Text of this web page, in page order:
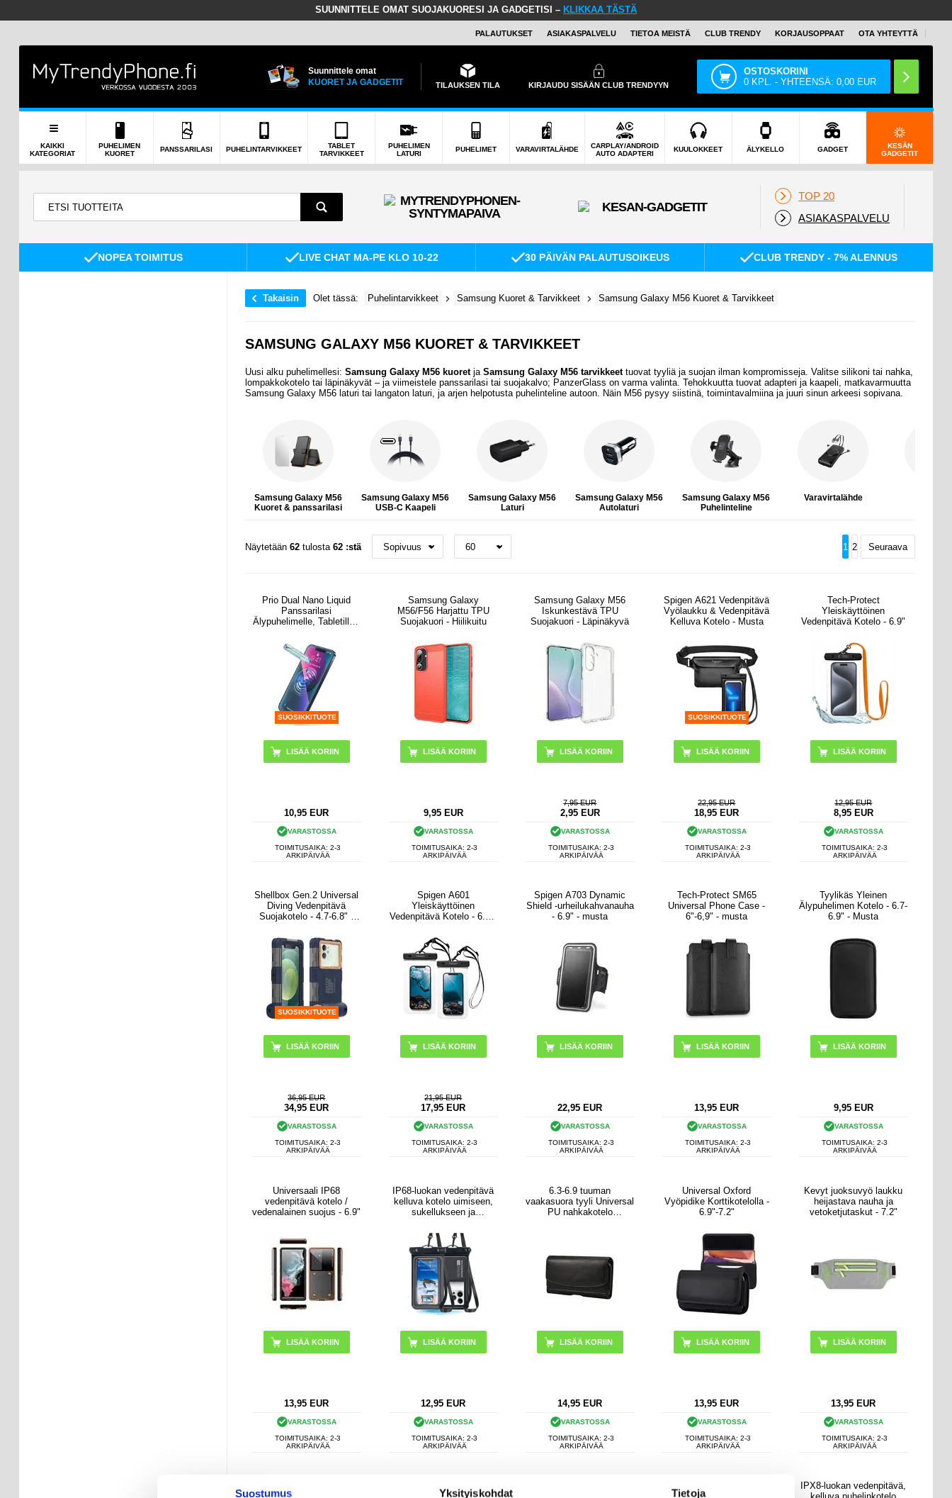
Suostumus Yksityiskohdat Tietoja
SUUNNITTELE OMAT SUOJAKUORESI JA GADGETISI – KLIKKAA TÄSTÄ
PALAUTUKSET ASIAKASPALVELU TIETOA MEISTÄ CLUB TRENDY KORJAUSOPPAAT OTA YHTEYTTÄ
Suunnittele omat
KUORET JA GADGETIT
TILAUKSEN TILA KIRJAUDU SISÄÄN CLUB TRENDYYN
OSTOSKORINI
0 KPL. - YHTEENSÄ:0,00 EUR
KAIKKI
KATEGORIAT
PUHELIMEN
KUORET
PANSSARILASI PUHELINTARVIKKEET
TABLET
TARVIKKEET
PUHELIMEN
LATURI
PUHELIMET VARAVIRTALÄHDE
CARPLAY/ANDROID
AUTO ADAPTERI
KUULOKKEET ÄLYKELLO GADGET
KESÄN
GADGETIT
TOP 20
ASIAKASPALVELU
NOPEA TOIMITUS LIVE CHAT MA-PE KLO 10-22 30 PÄIVÄN PALAUTUSOIKEUS CLUB TRENDY - 7% ALENNUS
Takaisin Olet tässä: Puhelintarvikkeet Samsung Kuoret & Tarvikkeet Samsung Galaxy M56 Kuoret & Tarvikkeet
SAMSUNG GALAXY M56 KUORET & TARVIKKEET
Uusi alku puhelimellesi: Samsung Galaxy M56 kuoretja Samsung Galaxy M56 tarvikkeettuovat tyyliä ja suojanilman kompromisseja. Valitse silikoni tai nahka,
lompakkokotelo tai läpinäkyvät – ja viimeistele panssarilasi tai suojakalvo; PanzerGlass on varma valinta. Tehokkuutta tuovat adapteri ja kaapeli, matkavarmuutta
Samsung Galaxy M56 laturi tai langaton laturi, ja arjen helpotusta puhelinteline autoon. Näin M56 pysyy siistinä, toimintavalmiina ja juuri sinun arkeesi sopivana.
Samsung Galaxy M56
Kuoret & panssarilasi
Samsung Galaxy M56
USB-C Kaapeli
Samsung Galaxy M56
Laturi
Samsung Galaxy M56
Autolaturi
Samsung Galaxy M56
Puhelinteline
Varavirtalähde
Näytetään 62tulosta 62 :stä 1 2 Seuraava
Prio Dual Nano Liquid
Panssarilasi
Älypuhelimelle, Tabletille -
SUOSIKKITUOTE
10,95 EUR
VARASTOSSA
TOIMITUSAIKA: 2-3
ARKIPÄIVÄÄ
Samsung Galaxy
M56/F56 Harjattu TPU
Suojakuori - Hiilikuitu
LISÄÄ KORIIN
9,95 EUR
VARASTOSSA
TOIMITUSAIKA: 2-3
ARKIPÄIVÄÄ
Samsung Galaxy M56
Iskunkestävä TPU
Suojakuori - Läpinäkyvä
7,95 EUR
2,95 EUR
VARASTOSSA
TOIMITUSAIKA: 2-3
ARKIPÄIVÄÄ
Spigen A621 Vedenpitävä
Vyölaukku & Vedenpitävä
Kelluva Kotelo - Musta
SUOSIKKITUOTE
22,95 EUR
18,95 EUR
VARASTOSSA
TOIMITUSAIKA: 2-3
ARKIPÄIVÄÄ
Tech-Protect
Yleiskäyttöinen
Vedenpitävä Kotelo - 6.9"
LISÄÄ KORIIN
12,95 EUR
8,95 EUR
VARASTOSSA
TOIMITUSAIKA: 2-3
ARKIPÄIVÄÄ
Shellbox Gen.2 Universal
Diving Vedenpitävä
Suojakotelo - 4.7-6.8" -
SUOSIKKITUOTE
36,95 EUR
34,95 EUR
VARASTOSSA
TOIMITUSAIKA: 2-3
ARKIPÄIVÄÄ
Spigen A601
Yleiskäyttöinen
Vedenpitävä Kotelo - 6.8"-
21,95 EUR
17,95 EUR
VARASTOSSA
TOIMITUSAIKA: 2-3
ARKIPÄIVÄÄ
Spigen A703 Dynamic
Shield -urheilukahvanauha
- 6.9" - musta
22,95 EUR
VARASTOSSA
TOIMITUSAIKA: 2-3
ARKIPÄIVÄÄ
Tech-Protect SM65
Universal Phone Case -
6"-6,9" - musta
13,95 EUR
VARASTOSSA
TOIMITUSAIKA: 2-3
ARKIPÄIVÄÄ
Tyylikäs Yleinen
Älypuhelimen Kotelo - 6.7-
6.9" - Musta
9,95 EUR
VARASTOSSA
TOIMITUSAIKA: 2-3
ARKIPÄIVÄÄ
Universaali IP68
vedenpitävä kotelo /
vedenalainen suojus - 6.9"
LISÄÄ KORIIN
13,95 EUR
VARASTOSSA
TOIMITUSAIKA: 2-3
ARKIPÄIVÄÄ
IP68-luokan vedenpitävä
kelluva kotelo uimiseen,
sukellukseen ja
12,95 EUR
VARASTOSSA
TOIMITUSAIKA: 2-3
ARKIPÄIVÄÄ
6.3-6.9 tuuman
vaakasuora tyyli Universal
PU nahkakotelo
14,95 EUR
VARASTOSSA
TOIMITUSAIKA: 2-3
ARKIPÄIVÄÄ
Universal Oxford
Vyöpidike Korttikotelolla -
6.9"-7.2"
LISÄÄ KORIIN
13,95 EUR
VARASTOSSA
TOIMITUSAIKA: 2-3
ARKIPÄIVÄÄ
Kevyt juoksuvyö laukku
heijastava nauha ja
vetoketjutaskut - 7.2"
LISÄÄ KORIIN
13,95 EUR
VARASTOSSA
TOIMITUSAIKA: 2-3
ARKIPÄIVÄÄ
IPX8-luokan vedenpitävä,